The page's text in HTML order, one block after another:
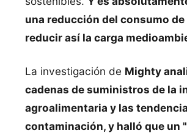
una reducción del consumo de
reducir así la carga
La investigación de Mighty
cadenas de suministros de la
agroalimentaria y las
contaminación, y halló que un